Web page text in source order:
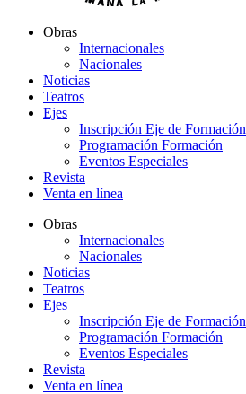
Obras
Internacionales
Nacionales
Noticias
Teatros
Ejes
Inscripción Eje de Formación
Programación Formación
Eventos Especiales
Revista
Venta en línea
Obras
Internacionales
Nacionales
Noticias
Teatros
Ejes
Inscripción Eje de Formación
Programación Formación
Eventos Especiales
Revista
Venta en línea